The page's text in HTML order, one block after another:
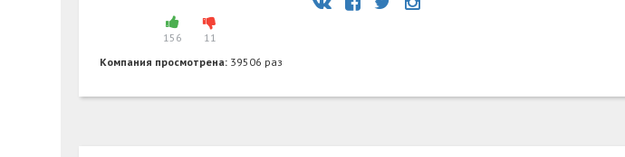
156
11
Компания просмотрена: 39506 раз